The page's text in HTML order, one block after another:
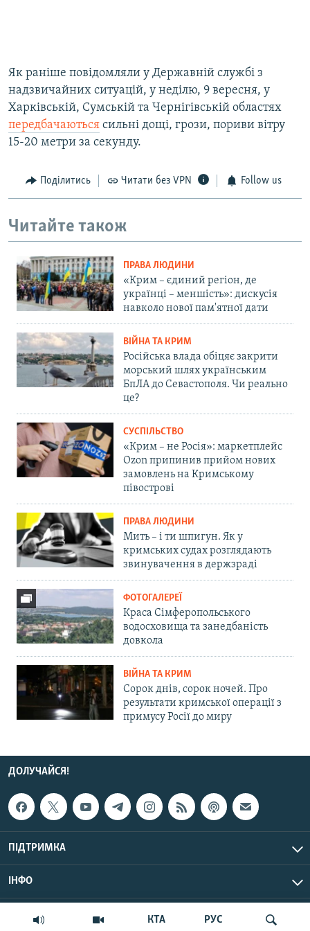
КТА РУС
Як раніше повідомляли у Державній службі з
надзвичайних ситуацій, у неділю, 9 вересня, у
Харківській, Сумській та Чернігівській областях
передбачаються сильні дощі, грози, пориви вітру
15-20 метри за секунду.
Поділитись Читати без VPN Follow us
Читайте також
ПРАВА ЛЮДИНИ
«Крим – єдиний регіон, де
українці – меншість»: дискусія
навколо нової пам'ятної дати
ВІЙНА ТА КРИМ
Російська влада обіцяє закрити
морський шлях українським
БпЛА до Севастополя. Чи реально
це?
СУСПІЛЬСТВО
«Крим – не Росія»: маркетплейс
Ozon припинив прийом нових
замовлень на Кримському
півострові
ПРАВА ЛЮДИНИ
Мить – і ти шпигун. Як у
кримських судах розглядають
звинувачення в держзраді
ФОТОГАЛЕРЕЇ
Краса Сімферопольського
водосховища та занедбаність
довкола
ВІЙНА ТА КРИМ
Сорок днів, сорок ночей. Про
результати кримської операції з
примусу Росії до миру
ДОЛУЧАЙСЯ!
ПІДТРИМКА
ІНФО
© Крим.Реалії, 2026 | Усі права застережено.